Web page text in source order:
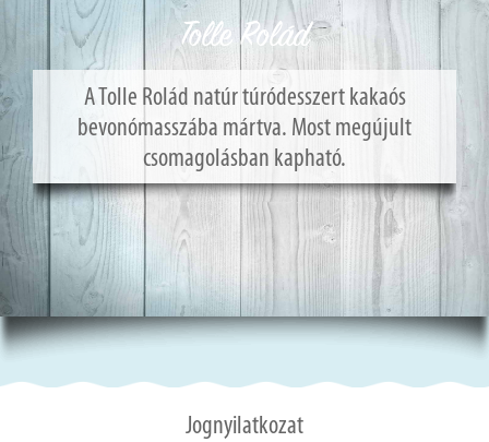
Tolle Rolád
A Tolle Rolád natúr túródesszert kakaós
bevonómasszába mártva. Most megújult
csomagolásban kapható.
Jognyilatkozat